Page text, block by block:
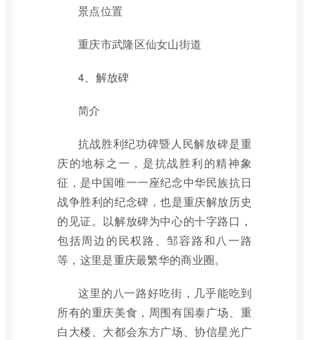
景点位置
重庆市武隆区仙女山街道
4、解放碑
简介
抗战胜利纪功碑暨人民解放碑是重
庆的地标之一，是抗战胜利的精神象
征，是中国唯一一座纪念中华民族抗日
战争胜利的纪念碑，也是重庆解放历史
的见证。以解放碑为中心的十字路口，
包括周边的民权路、邹容路和八一路
等，这里是重庆最繁华的商业圈。
这里的八一路好吃街，几乎能吃到
所有的重庆美食，周围有国泰广场、重
白大楼、大都会东方广场、协信星光广